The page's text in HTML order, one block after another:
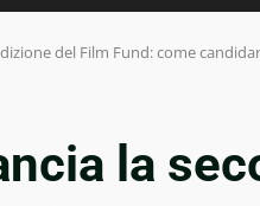
del Film Fund: come
la